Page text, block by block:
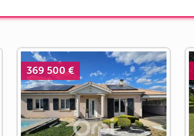
369 500 €